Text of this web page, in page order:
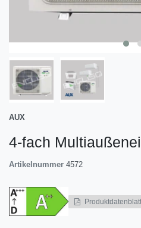
AUX
4-fach
Artikelnummer 4572
Produktdatenblatt